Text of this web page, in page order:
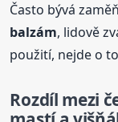
Často bývá
balzám, lidově
použití, nejde o
Rozdíl mezi